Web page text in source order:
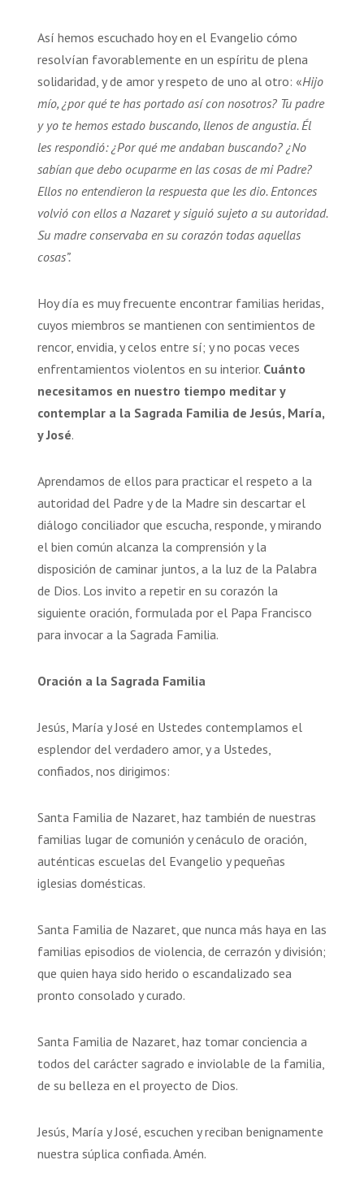
Así hemos escuchado hoy en el Evangelio cómo
resolvían favorablemente en un espíritu de plena
solidaridad, y de amor y respeto de uno al otro: «Hijo
mío, ¿por qué te has portado así con nosotros? Tu padre
y yo te hemos estado buscando, llenos de angustia. Él
les respondió: ¿Por qué me andaban buscando? ¿No
sabían que debo ocuparme en las cosas de mi Padre?
Ellos no entendieron la respuesta que les dio. Entonces
volvió con ellos a Nazaret y siguió sujeto a su autoridad.
Su madre conservaba en su corazón todas aquellas
cosas”.
Hoy día es muy frecuente encontrar familias heridas,
cuyos miembros se mantienen con sentimientos de
rencor, envidia, y celos entre sí; y no pocas veces
enfrentamientos violentos en su interior. Cuánto
necesitamos en nuestro tiempo meditar y
contemplar a la Sagrada Familia de Jesús, María,
y José.
Aprendamos de ellos para practicar el respeto a la
autoridad del Padre y de la Madre sin descartar el
diálogo conciliador que escucha, responde, y mirando
el bien común alcanza la comprensión y la
disposición de caminar juntos, a la luz de la Palabra
de Dios. Los invito a repetir en su corazón la
siguiente oración, formulada por el Papa Francisco
para invocar a la Sagrada Familia.
Oración a la Sagrada Familia
Jesús, María y José en Ustedes contemplamos el
esplendor del verdadero amor, y a Ustedes,
confiados, nos dirigimos:
Santa Familia de Nazaret, haz también de nuestras
familias lugar de comunión y cenáculo de oración,
auténticas escuelas del Evangelio y pequeñas
iglesias domésticas.
Santa Familia de Nazaret, que nunca más haya en las
familias episodios de violencia, de cerrazón y división;
que quien haya sido herido o escandalizado sea
pronto consolado y curado.
Santa Familia de Nazaret, haz tomar conciencia a
todos del carácter sagrado e inviolable de la familia,
de su belleza en el proyecto de Dios.
Jesús, María y José, escuchen y reciban benignamente
nuestra súplica confiada. Amén.